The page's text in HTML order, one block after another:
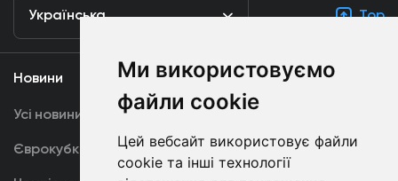
Ми використовуємо
файли cookie
Цей вебсайт використовує файли
cookie та інші технології
Українська Top
Новини
Усі новини
Єврокубки
Медіа
Динамо TV
Фотогалерея